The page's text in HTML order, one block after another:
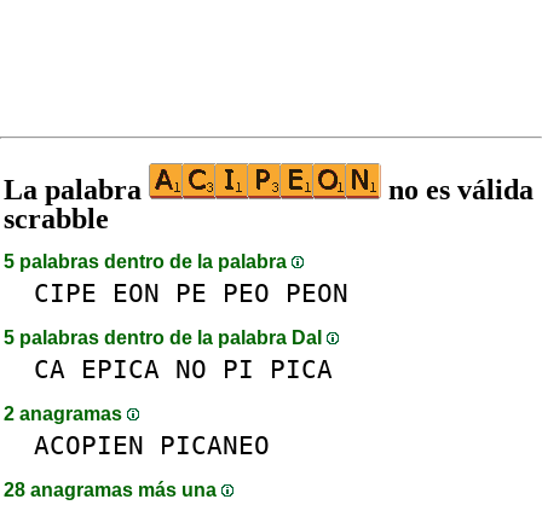
La palabra
no es válida
scrabble
5 palabras dentro de la palabra
CIPE EON PE PEO PEON
5 palabras dentro de la palabra DaI
CA EPICA NO PI PICA
2 anagramas
ACOPIEN PICANEO
28 anagramas más una